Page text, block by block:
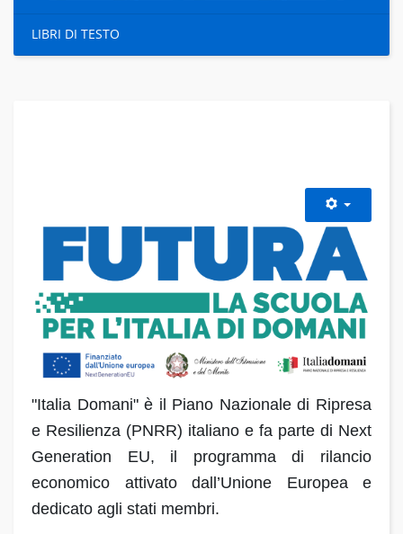
LIBRI DI TESTO
"Italia Domani" è il Piano Nazionale di Ripresa
e Resilienza (PNRR) italiano e fa parte di Next
Generation EU, il programma di rilancio
economico attivato dall’Unione Europea e
dedicato agli stati membri.